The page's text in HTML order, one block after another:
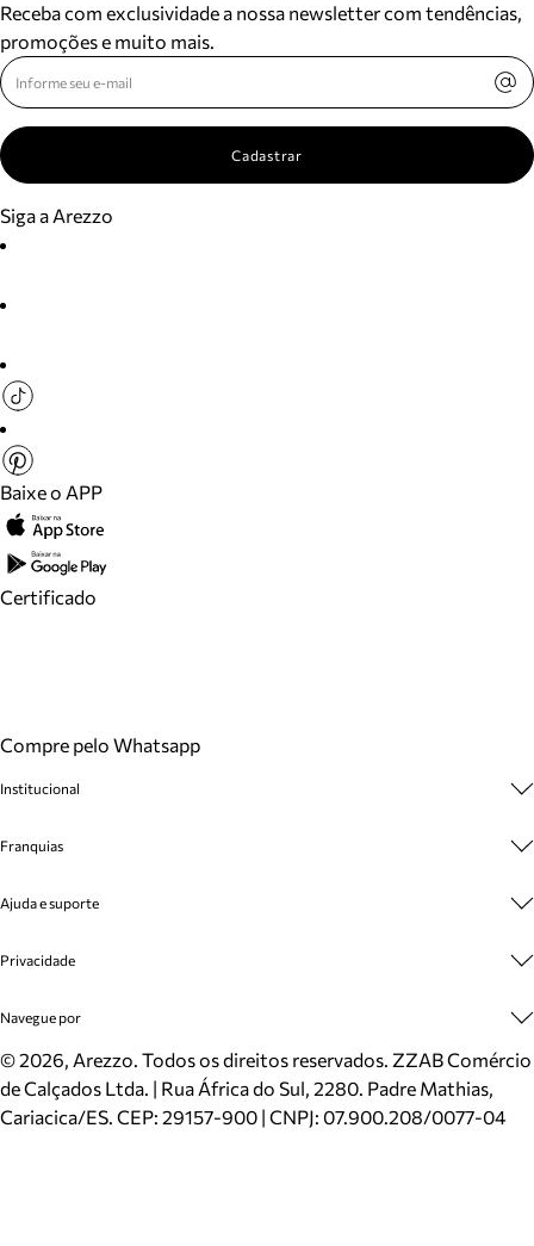
Receba com exclusividade a nossa newsletter com tendências,
promoções e muito mais.
Cadastrar
Siga a Arezzo
Baixe o APP
Certificado
Compre pelo Whatsapp
Institucional
Cashback
Venda Corporativa
Mapa do Site
Inverno
Mundo Arezzo
Franquias
Plano de Negócio
Ajuda e suporte
Cadastro
Meus Pedidos
Trocas e Devoluções
Cartão Presente
Localizador de lojas
Privacidade
Politica e Privacidade
Navegue por
Sapatos
Bolsas
Scarpins
©2026, Arezzo. Todos os direitos reservados. ZZAB Comércio
de Calçados Ltda. | Rua África do Sul, 2280. Padre Mathias,
Cariacica/ES. CEP: 29157-900 | CNPJ: 07.900.208/0077-04